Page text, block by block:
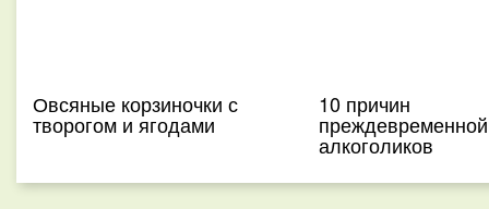
Овсяные корзиночки с
творогом и ягодами
10 причин
алкоголиков